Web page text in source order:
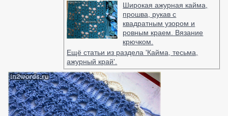
Широкая ажурная кайма,
прошва, рукав с
квадратным узором и
ровным краем. Вязание
крючком.
Ещё статьи из раздела 'Кайма, тесьма,
ажурный край'.